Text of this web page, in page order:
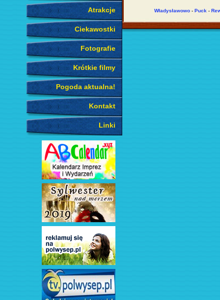
Atrakcje
Ciekawostki
Fotografie
Krótkie filmy
Pogoda aktualna!
Kontakt
Linki
Władysławowo - Puck -